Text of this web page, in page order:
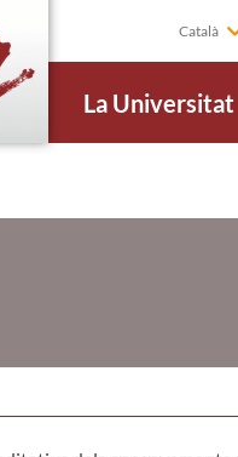
Català
La Universitat